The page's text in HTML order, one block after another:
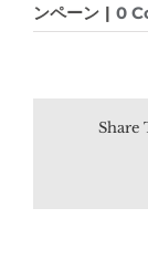
ンペーン | 0
Share